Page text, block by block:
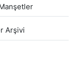
Arşivi